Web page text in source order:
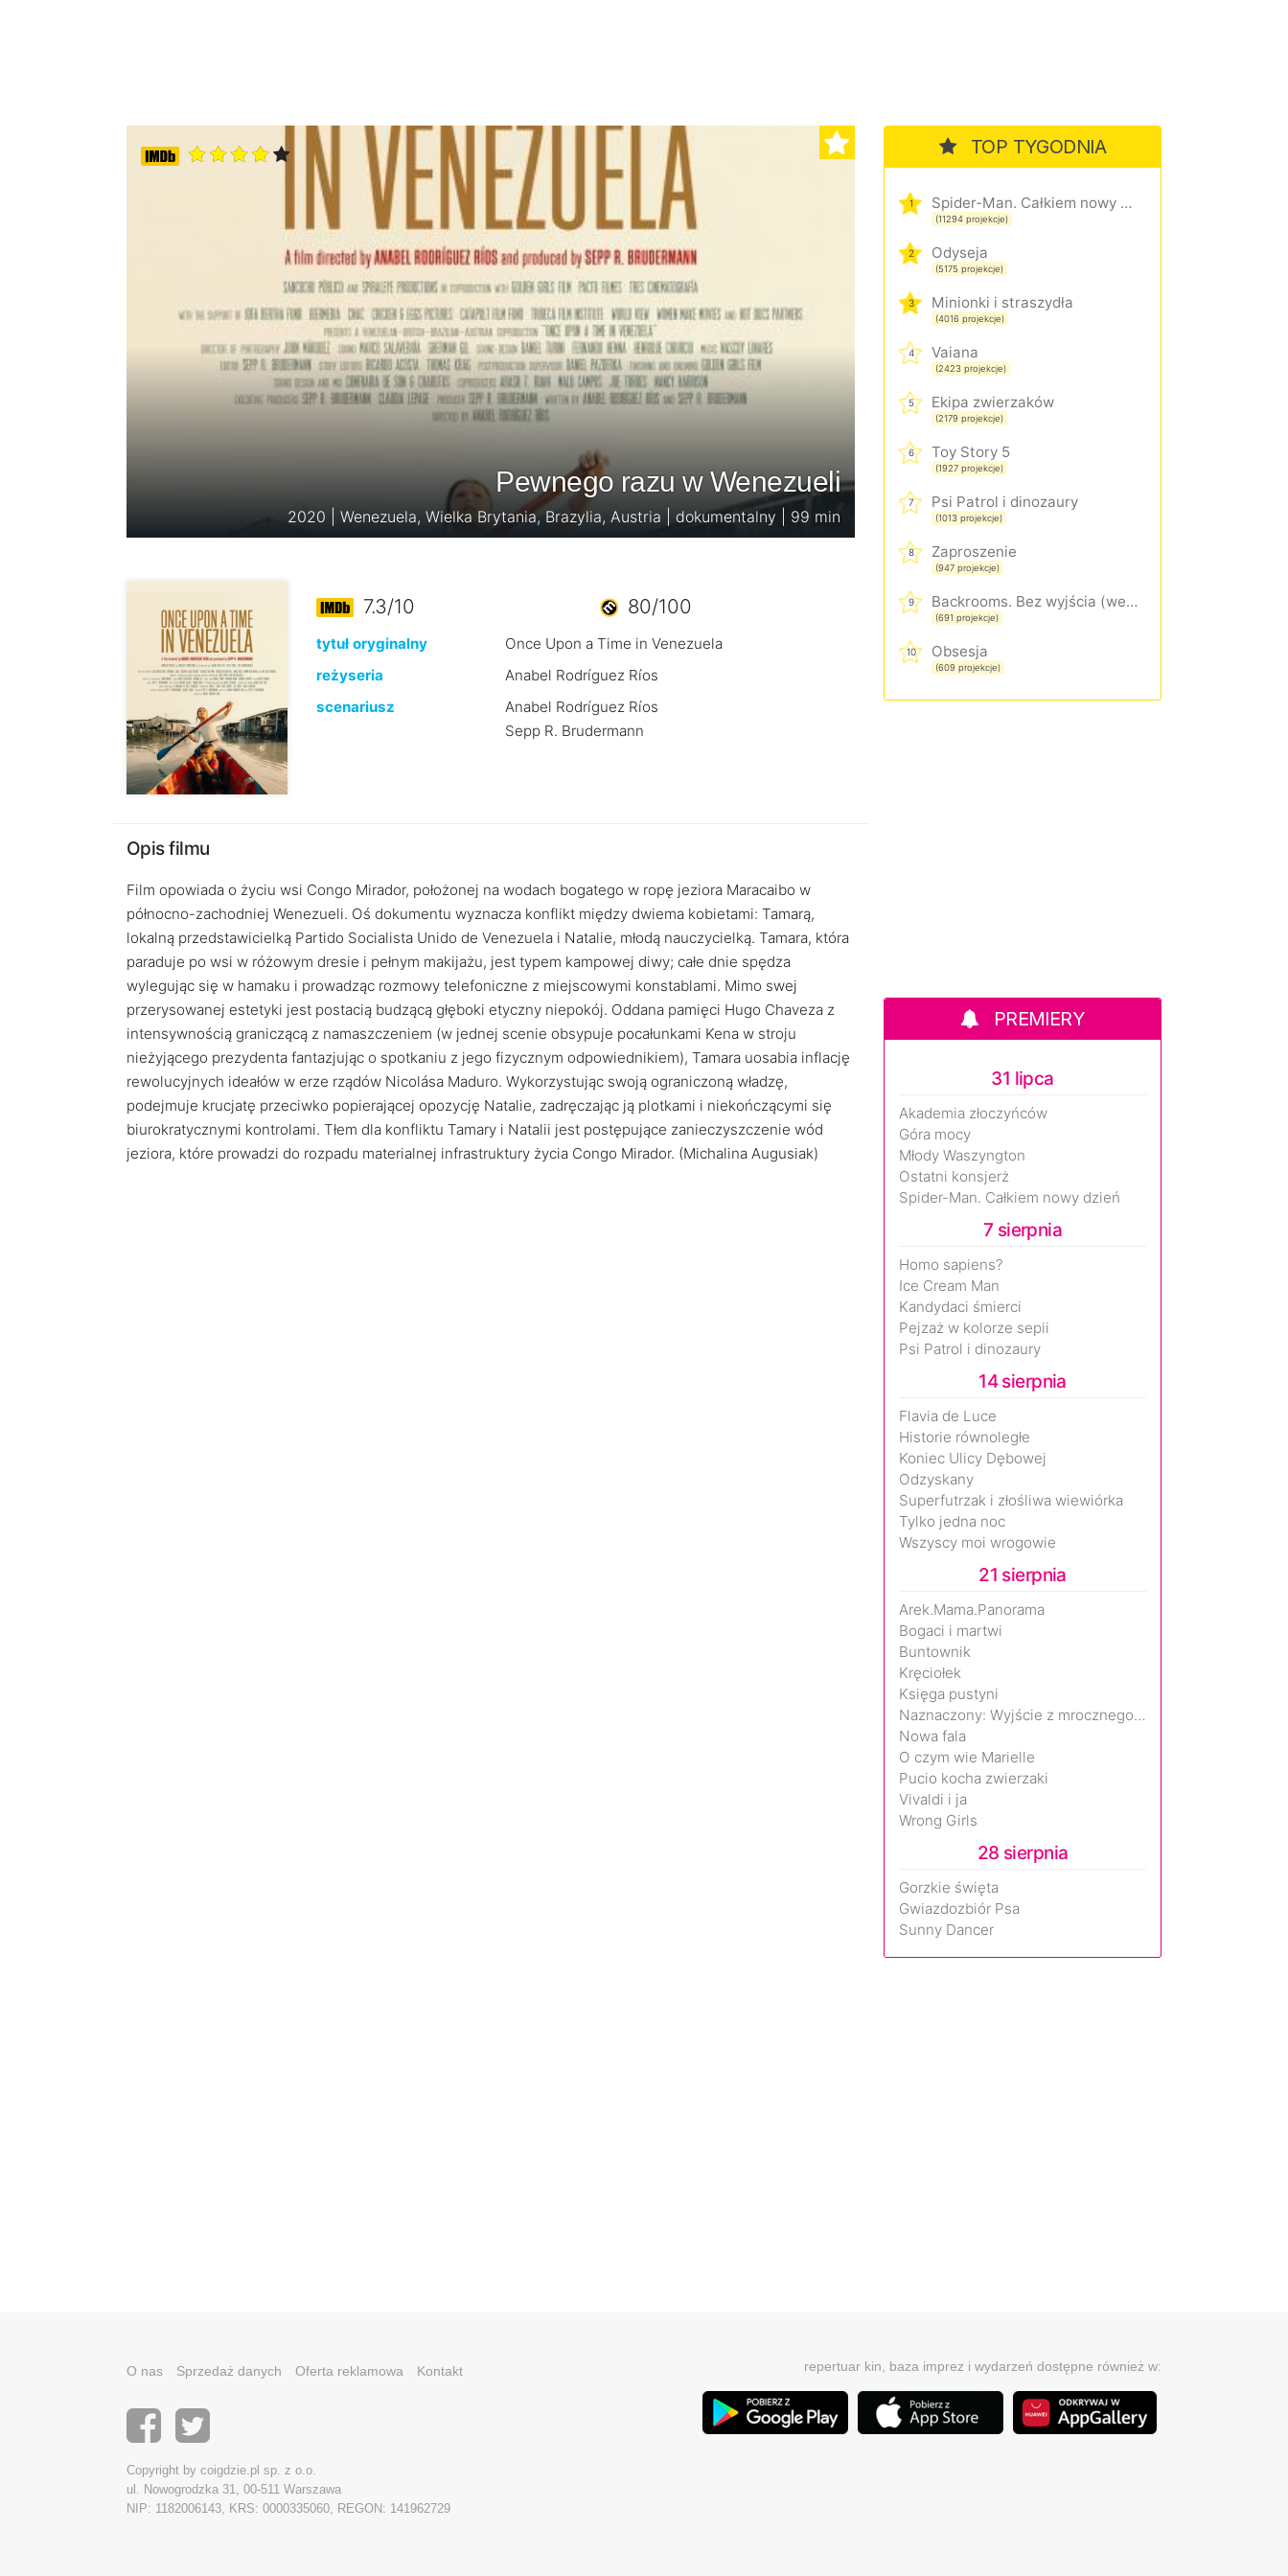
Pewnego razu w Wenezueli
2020 | Wenezuela, Wielka Brytania, Brazylia, Austria | dokumentalny | 99 min
7.3/10 80/100
tytuł oryginalny
Once Upon a Time in Venezuela
reżyseria
Anabel Rodríguez Ríos
scenariusz
Anabel Rodríguez Ríos
Sepp R. Brudermann
Opis filmu
Film opowiada o życiu wsi Congo Mirador, położonej na wodach bogatego w ropę jeziora Maracaibo w
północno-zachodniej Wenezueli. Oś dokumentu wyznacza konflikt między dwiema kobietami: Tamarą,
lokalną przedstawicielką Partido Socialista Unido de Venezuela i Natalie, młodą nauczycielką. Tamara, która
paraduje po wsi w różowym dresie i pełnym makijażu, jest typem kampowej diwy; całe dnie spędza
wylegując się w hamaku i prowadząc rozmowy telefoniczne z miejscowymi konstablami. Mimo swej
przerysowanej estetyki jest postacią budzącą głęboki etyczny niepokój. Oddana pamięci Hugo Chaveza z
intensywnością graniczącą z namaszczeniem (w jednej scenie obsypuje pocałunkami Kena w stroju
nieżyjącego prezydenta fantazjując o spotkaniu z jego fizycznym odpowiednikiem), Tamara uosabia inflację
rewolucyjnych ideałów w erze rządów Nicolása Maduro. Wykorzystując swoją ograniczoną władzę,
podejmuje krucjatę przeciwko popierającej opozycję Natalie, zadręczając ją plotkami i niekończącymi się
biurokratycznymi kontrolami. Tłem dla konfliktu Tamary i Natalii jest postępujące zanieczyszczenie wód
jeziora, które prowadzi do rozpadu materialnej infrastruktury życia Congo Mirador. (Michalina Augusiak)
TOP TYGODNIA
1 Spider-Man. Całkiem nowy dzień
(11294 projekcje)
2 Odyseja
(5175 projekcje)
3 Minionki i straszydła
(4016 projekcje)
4 Vaiana
(2423 projekcje)
5 Ekipa zwierzaków
(2179 projekcje)
6 Toy Story 5
(1927 projekcje)
7 Psi Patrol i dinozaury
(1013 projekcje)
8 Zaproszenie
(947 projekcje)
9 Backrooms. Bez wyjścia (wersja rozszerzona)
(691 projekcje)
10 Obsesja
(609 projekcje)
PREMIERY
31 lipca
Akademia złoczyńców
Góra mocy
Młody Waszyngton
Ostatni konsjerż
Spider-Man. Całkiem nowy dzień
7 sierpnia
Homo sapiens?
Ice Cream Man
Kandydaci śmierci
Pejzaż w kolorze sepii
Psi Patrol i dinozaury
14 sierpnia
Flavia de Luce
Historie równoległe
Koniec Ulicy Dębowej
Odzyskany
Superfutrzak i złośliwa wiewiórka
Tylko jedna noc
Wszyscy moi wrogowie
21 sierpnia
Arek.Mama.Panorama
Bogaci i martwi
Buntownik
Kręciołek
Księga pustyni
Naznaczony: Wyjście z mrocznego wymiaru
Nowa fala
O czym wie Marielle
Pucio kocha zwierzaki
Vivaldi i ja
Wrong Girls
28 sierpnia
Gorzkie święta
Gwiazdozbiór Psa
Sunny Dancer
O nas Sprzedaż danych Oferta reklamowa Kontakt
Copyright by coigdzie.pl sp. z o.o.
ul. Nowogrodzka 31, 00-511 Warszawa
NIP: 1182006143, KRS: 0000335060, REGON: 141962729
repertuar kin, baza imprez i wydarzeń dostępne również w: